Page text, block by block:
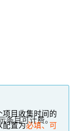
条目可计费。
目收集时间的
配置为必填、可